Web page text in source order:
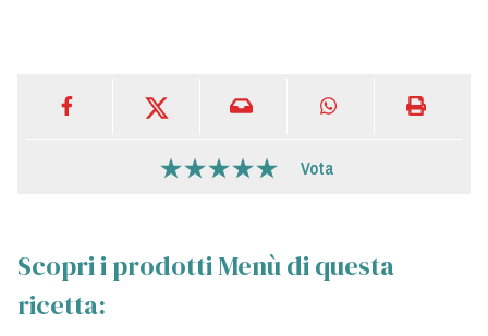
Vota
Scopri i prodotti Menù di questa
ricetta: